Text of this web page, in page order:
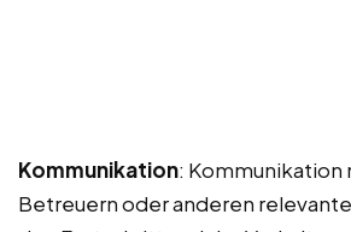
Kommunikation: Kommunikation
Betreuern oder anderen